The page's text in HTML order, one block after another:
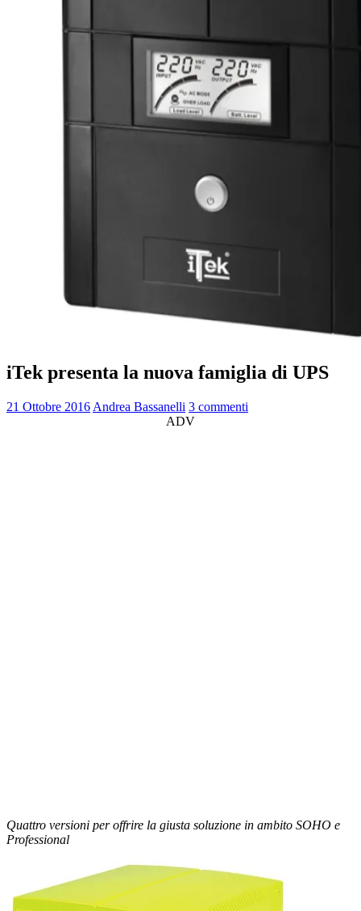
iTek presenta la nuova famiglia di UPS
21 Ottobre 2016 Andrea Bassanelli 3 commenti
ADV
Quattro versioni per offrire la giusta soluzione in ambito SOHO e
Professional